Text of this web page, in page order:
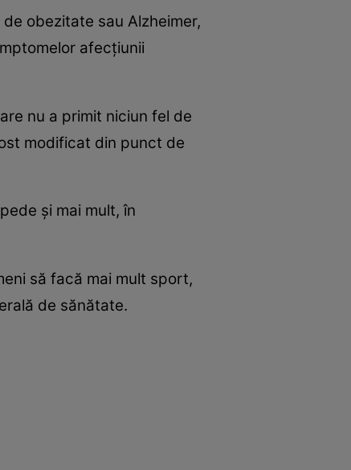
obezitate sau Alzheimer,
afecţiunii
nu a primit niciun fel de
modificat din punct de
şi mai mult, în
să facă mai mult sport,
de sănătate.